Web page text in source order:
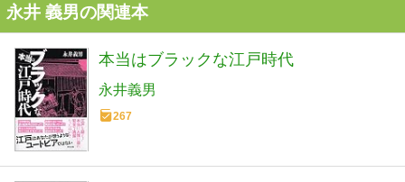
永井 義男の関連本
本当はブラックな江戸時代
永井義男
267